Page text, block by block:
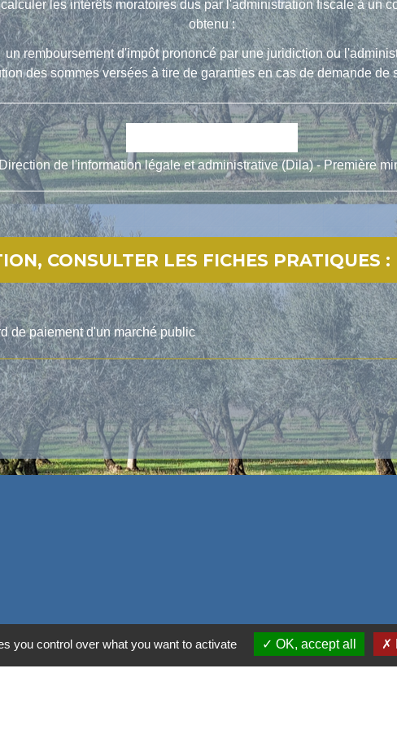
les intérêts moratoires dus par l'administration fiscale à un
obtenu :
un remboursement d'impôt prononcé par une juridiction ou
des sommes versées à tire de garanties en cas de demande de
de l'information légale et administrative (Dila) - Première
CONSULTER LES FICHES PRATIQUES :
de paiement d'un marché public
you control over what you want to activate OK, accept all